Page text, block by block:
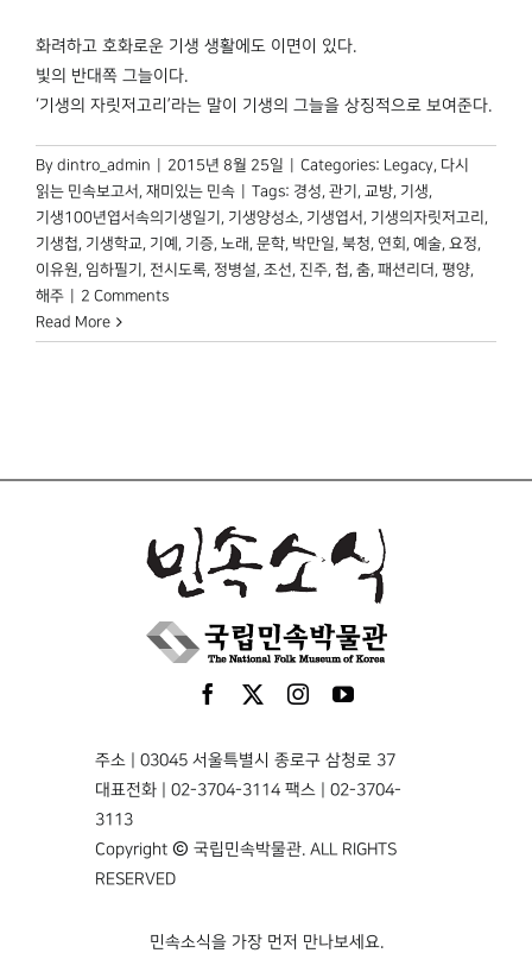
화려하고 호화로운 기생 생활에도 이면이 있다.
빛의 반대쪽 그늘이다.
‘기생의 자릿저고리’라는 말이 기생의 그늘을 상징적으로 보여준다.
By dintro_admin 2015년 8월 25일 Categories: Legacy, 다시
읽는 민속보고서 , 재미있는 민속 Tags: 경성, 관기 , 교방, 기생,
기생100년엽서속의기생일기 , 기생양성소, 기생엽서 , 기생의자릿저고리 ,
기생첩, 기생학교, 기예 , 기증, 노래 , 문학, 박만일, 북청, 연회 , 예술, 요정,
이유원, 임하필기 , 전시도록, 정병설, 조선, 진주, 첩, 춤, 패션리더 , 평양,
해주
2 Comments
Read More
주소 | 03045 서울특별시 종로구 삼청로 37
대표전화 | 02-3704-3114 팩스 | 02-3704-
3113
Copyright © 국립민속박물관. ALL RIGHTS
RESERVED
민속소식을 가장 먼저 만나보세요.